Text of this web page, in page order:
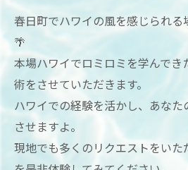
春日町でハワイの風を感じられ
🌴
本場ハワイでロミロミを学んで
術をさせていただきます。
ハワイでの経験を活かし、あな
させますよ。
現地でも多くのリクエストをい